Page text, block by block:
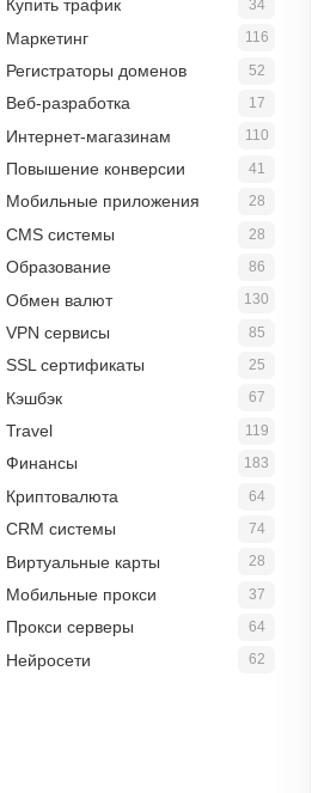
34
Купить трафик
116
Маркетинг
52
Регистраторы доменов
17
Веб-разработка
110
Интернет-магазинам
41
Повышение конверсии
28
Мобильные приложения
28
CMS системы
86
Образование
130
Обмен валют
85
VPN сервисы
25
SSL сертификаты
67
Кэшбэк
119
Travel
183
Финансы
64
Криптовалюта
74
CRM системы
28
Виртуальные карты
37
Мобильные прокси
64
Прокси серверы
62
Нейросети